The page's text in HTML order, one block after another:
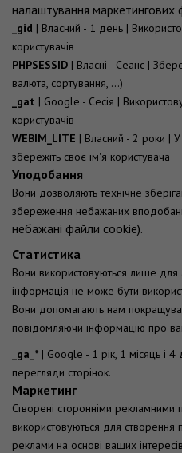
налаштування маркетингових
_gid | Власний - 1 день |
користувачів
PHPSESSID | Власні - Сеанс |
валюта, сортування, ...)
_gat | Google - Сесія |
користувачів
WEBIM_LITE | Власний - 2 роки | У
збережіть своє ім'я користувача
Уподобання
Вони дозволяють технічне
збереження небажаних
небажані файли cookie).
Статистика
Вони використовуються лише для
інформація не може бути
Вони допомагають нам
повідомляючи інформацію про
_ga_* | Google - 1 рік, 1 місяць і 4
перегляди сторінок.
Маркетинг
Створені сторонніми рекламними
використовуються для створення
реклами на основі ваших